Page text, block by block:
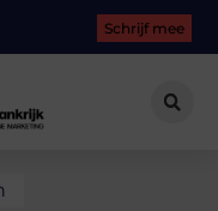
Schrijf mee